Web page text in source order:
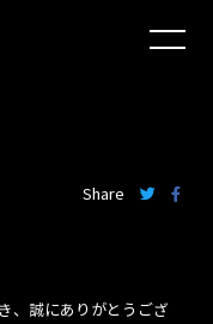
Share
、誠にありがとうござ